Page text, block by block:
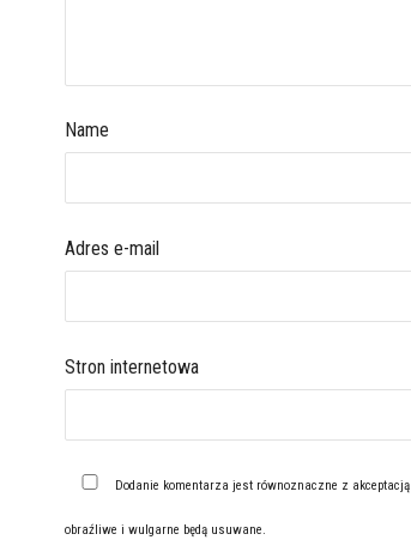
Name
Adres e-mail
Stron internetowa
Dodanie komentarza jest równoznaczne z akceptacją
obraźliwe i wulgarne będą usuwane.